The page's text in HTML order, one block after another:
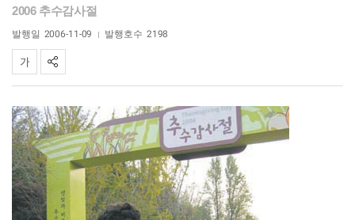
2006 추수감사절
발행일 2006-11-09 발행호수 2198